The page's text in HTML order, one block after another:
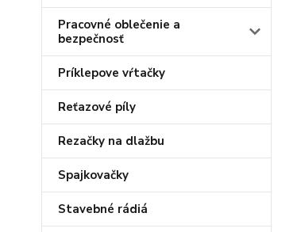
Pracovné oblečenie a
bezpečnosť
Príklepove vŕtačky
Reťazové píly
Rezačky na dlažbu
Spajkovačky
Stavebné rádiá